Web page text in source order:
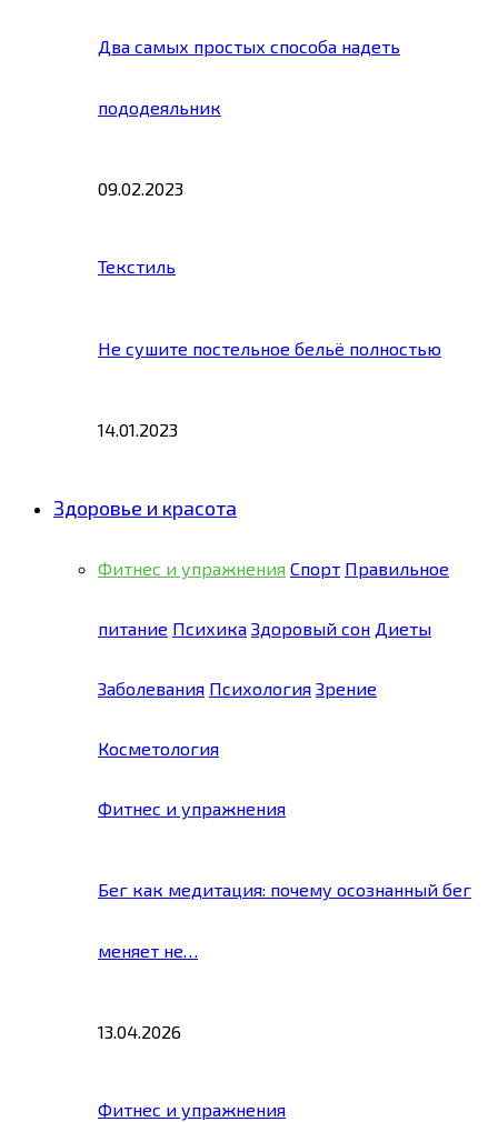
Два самых простых способа надеть
пододеяльник
09.02.2023
Текстиль
Не сушите постельное бельё полностью
14.01.2023
Здоровье и красота
Фитнес и упражнения Спорт Правильное
питание Психика Здоровый сон Диеты
Заболевания Психология Зрение
Косметология
Фитнес и упражнения
Бег как медитация: почему осознанный бег
меняет не…
13.04.2026
Фитнес и упражнения